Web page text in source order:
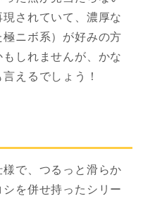
されていて、濃厚な
ニボ系）が好みの方
しれませんが、かな
えるでしょう！
で、つるっと滑らか
を併せ持ったシリー